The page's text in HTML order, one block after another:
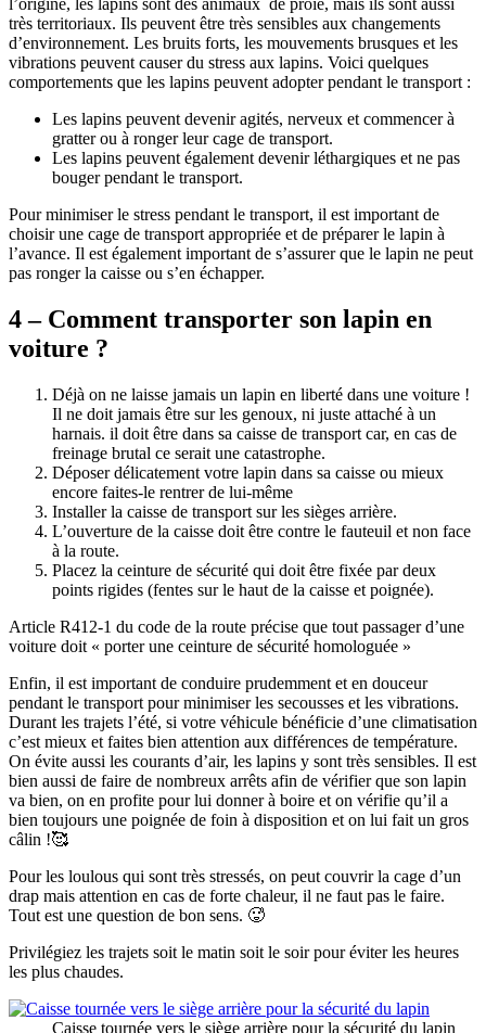
l’origine, les lapins sont des animaux de proie, mais ils sont aussi
très territoriaux. Ils peuvent être très sensibles aux changements
d’environnement. Les bruits forts, les mouvements brusques et les
vibrations peuvent causer du stress aux lapins. Voici quelques
comportements que les lapins peuvent adopter pendant le transport :
Les lapins peuvent devenir agités, nerveux et commencer à
gratter ou à ronger leur cage de transport.
Les lapins peuvent également devenir léthargiques et ne pas
bouger pendant le transport.
Pour minimiser le stress pendant le transport, il est important de
choisir une cage de transport appropriée et de préparer le lapin à
l’avance. Il est également important de s’assurer que le lapin ne peut
pas ronger la caisse ou s’en échapper.
4 – Comment transporter son lapin en
voiture ?
Déjà on ne laisse jamais un lapin en liberté dans une voiture !
Il ne doit jamais être sur les genoux, ni juste attaché à un
harnais. il doit être dans sa caisse de transport car, en cas de
freinage brutal ce serait une catastrophe.
Déposer délicatement votre lapin dans sa caisse ou mieux
encore faites-le rentrer de lui-même
Installer la caisse de transport sur les sièges arrière.
L’ouverture de la caisse doit être contre le fauteuil et non face
à la route.
Placez la ceinture de sécurité qui doit être fixée par deux
points rigides (fentes sur le haut de la caisse et poignée).
Article R412-1 du code de la route précise que tout passager d’une
voiture doit « porter une ceinture de sécurité homologuée »
Enfin, il est important de conduire prudemment et en douceur
pendant le transport pour minimiser les secousses et les vibrations.
Durant les trajets l’été, si votre véhicule bénéficie d’une climatisation
c’est mieux et faites bien attention aux différences de température.
On évite aussi les courants d’air, les lapins y sont très sensibles. Il est
bien aussi de faire de nombreux arrêts afin de vérifier que son lapin
va bien, on en profite pour lui donner à boire et on vérifie qu’il a
bien toujours une poignée de foin à disposition et on lui fait un gros
câlin !🥰
Pour les loulous qui sont très stressés, on peut couvrir la cage d’un
drap mais attention en cas de forte chaleur, il ne faut pas le faire.
Tout est une question de bon sens. 🥵
Privilégiez les trajets soit le matin soit le soir pour éviter les heures
les plus chaudes.
Caisse tournée vers le siège arrière pour la sécurité du lapin